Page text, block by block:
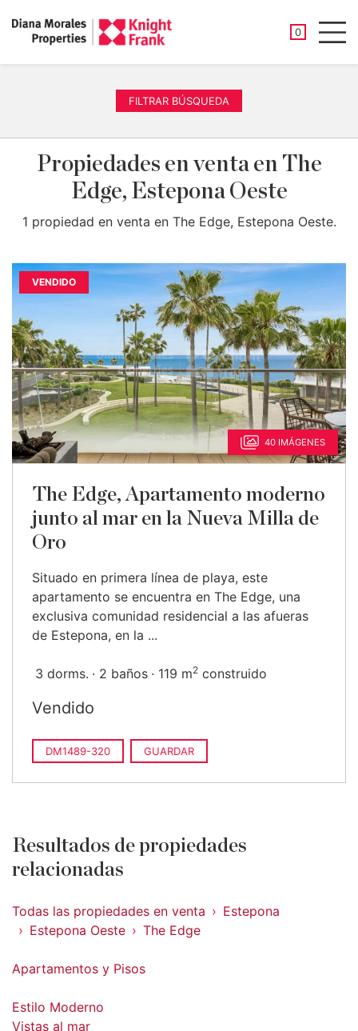
0
FILTRAR BÚSQUEDA
Propiedades en venta en The
Edge, Estepona Oeste
1 propiedad en venta en The Edge, Estepona Oeste.
VENDIDO
40 IMÁGENES
The Edge, Apartamento moderno
junto al mar en la Nueva Milla de
Oro
Situado en primera línea de playa, este
apartamento se encuentra en The Edge, una
exclusiva comunidad residencial a las afueras
de Estepona, en la ...
3 dorms. 2 baños 119 m2 construido
Vendido
DM1489-320 GUARDAR
Resultados de propiedades
relacionadas
Todas las propiedades en venta
Estepona
Estepona Oeste
The Edge
Apartamentos y Pisos
Estilo Moderno
Vistas al mar